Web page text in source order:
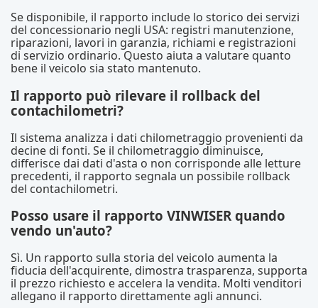
Se disponibile, il rapporto include lo storico dei servizi
del concessionario negli USA: registri manutenzione,
riparazioni, lavori in garanzia, richiami e registrazioni
di servizio ordinario. Questo aiuta a valutare quanto
bene il veicolo sia stato mantenuto.
Il rapporto può rilevare il rollback del
contachilometri?
Il sistema analizza i dati chilometraggio provenienti da
decine di fonti. Se il chilometraggio diminuisce,
differisce dai dati d'asta o non corrisponde alle letture
precedenti, il rapporto segnala un possibile rollback
del contachilometri.
Posso usare il rapporto VINWISER quando
vendo un'auto?
Sì. Un rapporto sulla storia del veicolo aumenta la
fiducia dell'acquirente, dimostra trasparenza, supporta
il prezzo richiesto e accelera la vendita. Molti venditori
allegano il rapporto direttamente agli annunci.